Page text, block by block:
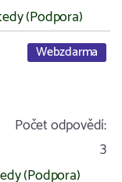
(Podpora)
Webzdarma
Počet odpovědí:
3
(Podpora)